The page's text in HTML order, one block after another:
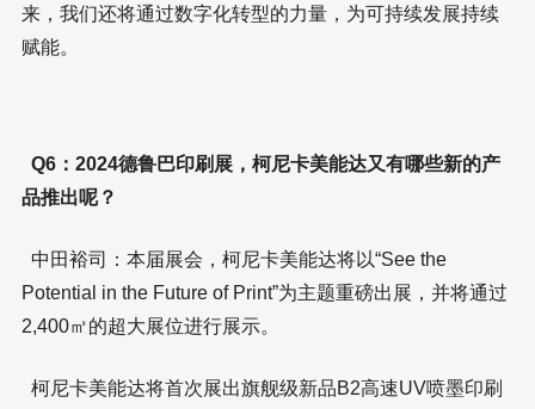
来，我们还将通过数字化转型的力量，为可持续发展持续
赋能。
Q6：2024德鲁巴印刷展，柯尼卡美能达又有哪些新的产
品推出呢？
中田裕司：本届展会，柯尼卡美能达将以“See the
Potential in the Future of Print”为主题重磅出展，并将通过
2,400㎡的超大展位进行展示。
柯尼卡美能达将首次展出旗舰级新品B2高速UV喷墨印刷